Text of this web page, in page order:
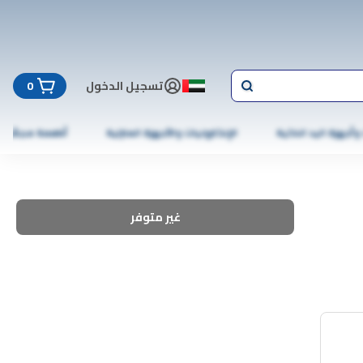
تسجيل الدخول 0
اليد الذكية الإلكترونيات والأجهزة المنزلية أطعمة مجمّدة
غير متوفر